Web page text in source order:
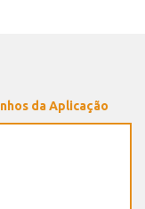
da Aplicação